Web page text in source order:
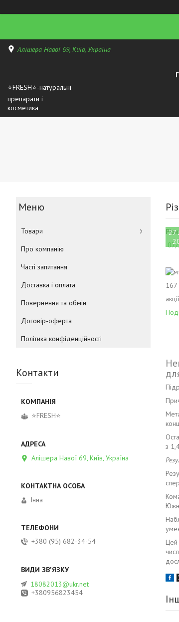
Алішера Навої 69, Київ, Україна
⭐FRESH⭐-натуральні
препарати і
косметика
27
167
акції
з
Цей
Товари
Про компанію
Часті запитання
Доставка і оплата
Повернення та обмін
Договір-оферта
Політика конфіденційності
Контакти
⭐FRESH⭐
Алішера Навої 69, Київ, Україна
Інна
+380 (95) 682-34-54
18082013@ukr.net
+380956823454